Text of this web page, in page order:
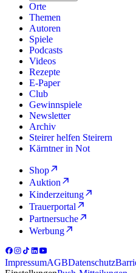
Orte
Themen
Autoren
Spiele
Podcasts
Videos
Rezepte
E-Paper
Club
Gewinnspiele
Newsletter
Archiv
Steirer helfen Steirern
Kärntner in Not
Shop
Auktion
Kinderzeitung
Trauerportal
Partnersuche
Werbung
ImpressumAGBDatenschutz